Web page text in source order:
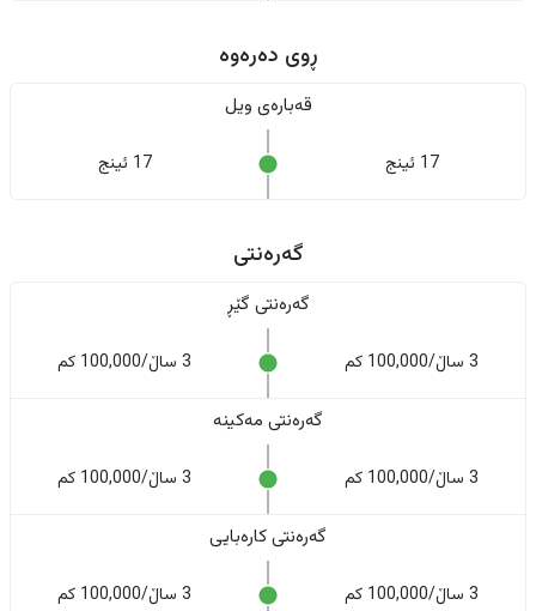
ڕوی دەرەوە
قەبارەی ویل
17 ئینج 17 ئینج
گەرەنتی
گەرەنتی گێڕ
3 ساڵ/100,000 کم 3 ساڵ/100,000 کم
گەرەنتی مەکینە
3 ساڵ/100,000 کم 3 ساڵ/100,000 کم
گەرەنتی کارەبایی
3 ساڵ/100,000 کم 3 ساڵ/100,000 کم